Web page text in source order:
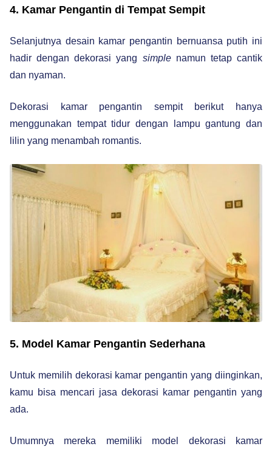
4. Kamar Pengantin di Tempat Sempit
Selanjutnya desain kamar pengantin bernuansa putih ini
hadir dengan dekorasi yang simplenamun tetap cantik
dan nyaman.
Dekorasi kamar pengantin sempit berikut hanya
menggunakan tempat tidur dengan lampu gantung dan
lilin yang menambah romantis.
5. Model Kamar Pengantin Sederhana
Untuk memilih dekorasi kamar pengantin yang diinginkan,
kamu bisa mencari jasa dekorasi kamar pengantin yang
ada.
Umumnya mereka memiliki model dekorasi kamar